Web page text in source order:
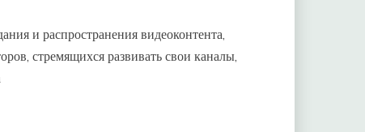
и распространения видеоконтента,
стремящихся развивать свои каналы,